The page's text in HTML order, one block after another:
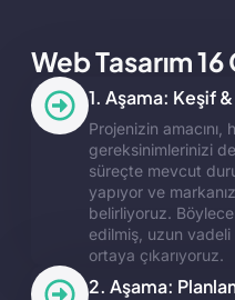
Web Tasarım
1. Aşama: Keşif
Projenizin
gereksinimlerinizi
süreçte mevcut
yapıyor ve
belirliyoruz.
edilmiş, uzun vadeli
ortaya çıkarıyoruz.
2. Aşama: